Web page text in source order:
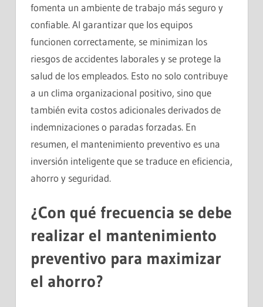
fomenta un ambiente de trabajo más seguro y
confiable. Al garantizar que los equipos
funcionen correctamente, se minimizan los
riesgos de accidentes laborales y se protege la
salud de los empleados. Esto no solo contribuye
a un clima organizacional positivo, sino que
también evita costos adicionales derivados de
indemnizaciones o paradas forzadas. En
resumen, el mantenimiento preventivo es una
inversión inteligente que se traduce en eficiencia,
ahorro y seguridad.
¿Con qué frecuencia se debe
realizar el mantenimiento
preventivo para maximizar
el ahorro?